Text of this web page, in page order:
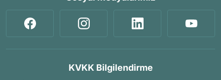
KVKK Bilgilendirme